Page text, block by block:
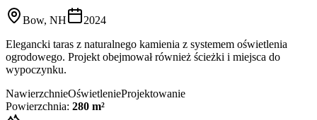
Bow, NH
2024
Elegancki taras z naturalnego kamienia z systemem oświetlenia
ogrodowego. Projekt obejmował również ścieżki i miejsca do
wypoczynku.
NawierzchnieOświetlenieProjektowanie
Powierzchnia: 280 m²